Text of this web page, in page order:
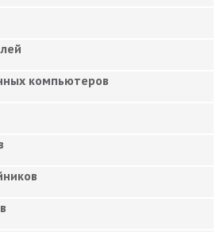
компьютеров